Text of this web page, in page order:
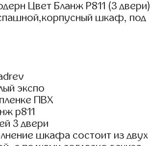
Цвет Бланж Р811 (3 двери)
шкаф, под
экспо
ПВХ
р811
3 двери
шкафа состоит из двух